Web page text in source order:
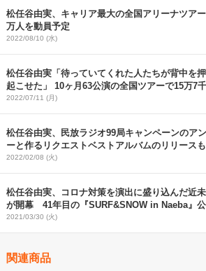
松任谷由実、キャリア最大の全国アリーナツア
万人を動員予定
2022/08/10 (水)
松任谷由実「待っていてくれた人たちが背中を
起こせた」 10ヶ月63公演の全国ツアーで15万
2022/07/11 (月)
松任谷由実、民放ラジオ99局キャンペーンのア
ーと作るリクエストベストアルバムのリリース
2022/02/08 (火)
松任谷由実、コロナ対策を演出に盛り込んだ近
が開幕 41年目の『SURF&SNOW in Naeba』
2021/03/30 (火)
関連商品